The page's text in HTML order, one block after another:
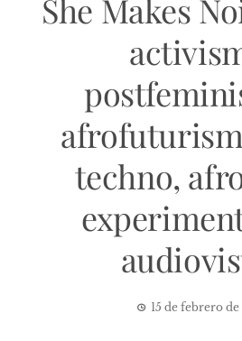
She Makes
techno,
15 de febrero de